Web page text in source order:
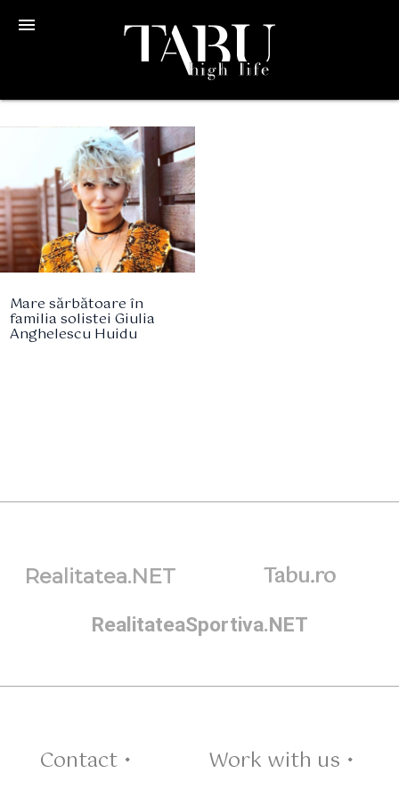
menu
Mare sărbătoare în
familia solistei Giulia
Anghelescu Huidu
Realitatea.NET Tabu.ro
RealitateaSportiva.NET
Contact • Work with us •